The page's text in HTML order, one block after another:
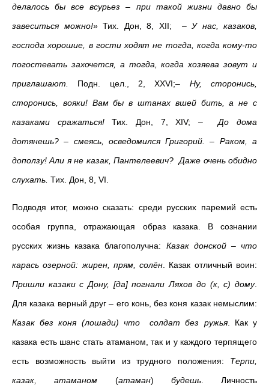
делалось бы все всурьез – при такой жизни давно бы
завеситься можно!»Тих. Дон, 8, ХII; – У нас, казаков,
господа хорошие, в гости ходят не тогда, когда кому-то
погостевать захочется, а тогда, когда хозяева зовут и
приглашают.
Подн. цел., 2, ХХVI;– Ну, сторонись,
сторонись, вояки! Вам бы в штанах вшей бить, а не с
казаками сражаться!Тих. Дон, 7, ХIV;– До дома
дотянешь? – смеясь, осведомился Григорий. – Раком, а
доползу! Али я не казак, Пантелеевич? Даже очень обидно
слухать. Тих. Дон, 8, VI.
Подводя итог, можно сказать: среди русских паремий есть
особая группа, отражающая образ казака. В сознании
русских жизнь казака благополучна: Казак донской – что
карась озерной: жирен, прям, солён . Казак отличный воин:
Пришли казаки с Дону, [да] погнали Ляхов до (к, с) дому.
Для казака верный друг – его конь, без коня казак немыслим:
Казак без коня (лошади) что солдат без ружья. Как у
казака есть шанс стать атаманом, так и у каждого терпящего
есть возможность выйти из трудного положения: Терпи,
казак, атаманом (атаман) будешь. Личность